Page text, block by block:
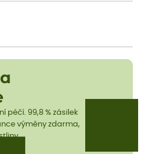
péčí. 99,8 % zásilek
výměny zdarma,